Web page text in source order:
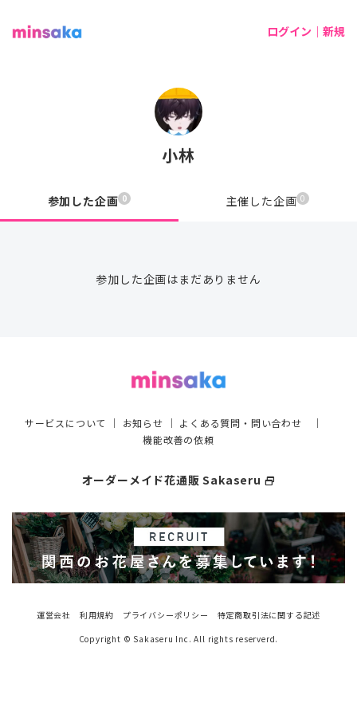
ログイン｜新規
小林
参加した企画 0 主催した企画 0
参加した企画はまだありません
サービスについて ｜ お知らせ ｜ よくある質問・問い合わせ ｜
機能改善の依頼
オーダーメイド花通販 Sakaseru select_window
運営会社 利用規約 プライバシーポリシー
特定商取引法に関する記述
Copyright © Sakaseru Inc. All rights reserverd.